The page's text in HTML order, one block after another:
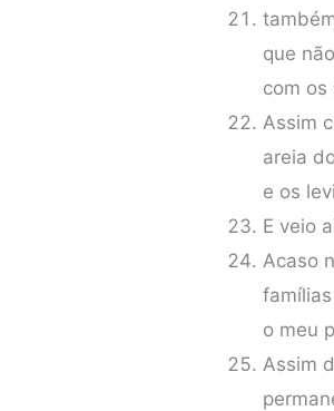
que
com os
Assim
areia
e os
E veio
Acaso
o meu
Assim